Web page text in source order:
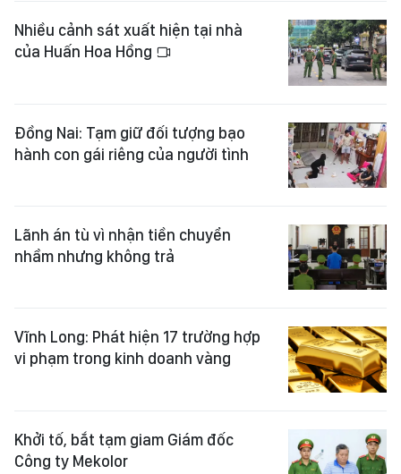
Nhiều cảnh sát xuất hiện tại nhà
của Huấn Hoa Hồng
Đồng Nai: Tạm giữ đối tượng bạo
hành con gái riêng của người tình
Lãnh án tù vì nhận tiền chuyển
nhầm nhưng không trả
Vĩnh Long: Phát hiện 17 trường hợp
vi phạm trong kinh doanh vàng
Khởi tố, bắt tạm giam Giám đốc
Công ty Mekolor